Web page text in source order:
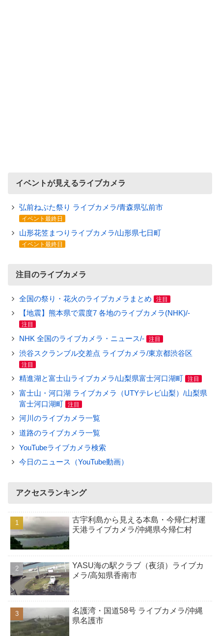
イベントが見えるライブカメラ
弘前ねぷた祭り ライブカメラ/青森県弘前市
イベント最終日
山形花笠まつりライブカメラ/山形県七日町
イベント最終日
注目のライブカメラ
全国の祭り・花火のライブカメラまとめ 注目
【地震】熊本県で震度7 各地のライブカメラ(NHK)/-
注目
NHK 全国のライブカメラ・ニュース/- 注目
渋谷スクランブル交差点 ライブカメラ/東京都渋谷区
注目
精進湖と富士山ライブカメラ/山梨県富士河口湖町 注目
富士山・河口湖 ライブカメラ（UTYテレビ山梨）/山梨県
富士河口湖町
注目
河川のライブカメラ一覧
道路のライブカメラ一覧
YouTubeライブカメラ検索
今日のニュース（YouTube動画）
アクセスランキング
古宇利島から見える本島・今帰仁村運
天港ライブカメラ/沖縄県今帰仁村
YASU海の駅クラブ（夜須）ライブカ
メラ/高知県香南市
名護湾・国道58号 ライブカメラ/沖縄
県名護市